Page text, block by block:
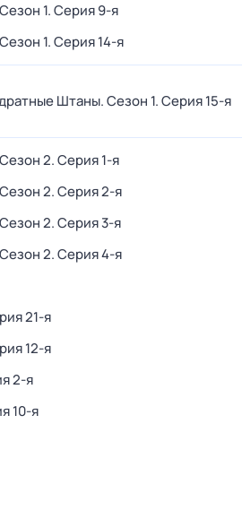
1. Серия 9-я
1. Серия 14-я
Штаны. Сезон 1. Серия 15-я
2. Серия 1-я
2. Серия 2-я
2. Серия 3-я
2. Серия 4-я
21-я
12-я
2-я
10-я